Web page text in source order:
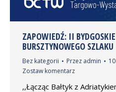
ZAPOWIEDŹ: II
BURSZTYNOWEGO SZLAKU
Bez kategorii Przez admin
Zostaw komentarz
,,Łącząc Bałtyk z